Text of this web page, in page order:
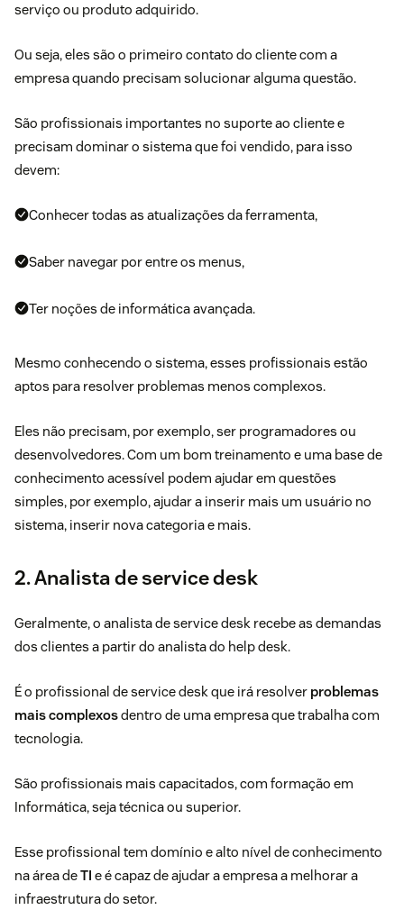
serviço ou produto adquirido.
Ou seja, eles são o primeiro contato do cliente com a
empresa quando precisam solucionar alguma questão.
São profissionais importantes no suporte ao cliente e
precisam dominar o sistema que foi vendido, para isso
devem:
Conhecer todas as atualizações da ferramenta,
Saber navegar por entre os menus,
Ter noções de informática avançada.
Mesmo conhecendo o sistema, esses profissionais estão
aptos para resolver problemas menos complexos.
Eles não precisam, por exemplo, ser programadores ou
desenvolvedores. Com um bom treinamento e uma base de
conhecimento acessível podem ajudar em questões
simples, por exemplo, ajudar a inserir mais um usuário no
sistema, inserir nova categoria e mais.
2. Analista de service desk
Geralmente, o analista de service desk recebe as demandas
dos clientes a partir do analista do help desk.
É o profissional de service desk que irá resolver problemas
mais complexosdentro de uma empresa que trabalha com
tecnologia.
São profissionais mais capacitados, com formação em
Informática, seja técnica ou superior.
Esse profissional tem domínio e alto nível de conhecimento
na área deTI e é capaz de ajudar a empresa a melhorar a
infraestrutura do setor.